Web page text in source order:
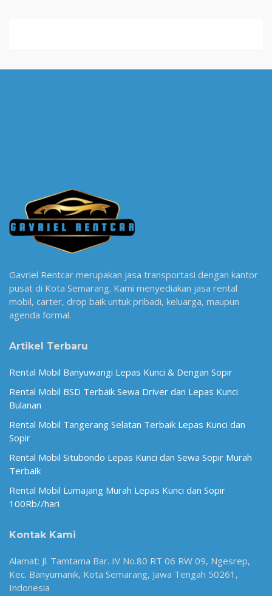
Gavriel Rentcar merupakan jasa transportasi dengan kantor
pusat di Kota Semarang. Kami menyediakan jasa rental
mobil, carter, drop baik untuk pribadi, keluarga, maupun
agenda formal.
Artikel Terbaru
Rental Mobil Banyuwangi Lepas Kunci & Dengan Sopir
Rental Mobil BSD Terbaik Sewa Driver dan Lepas Kunci
Bulanan
Rental Mobil Tangerang Selatan Terbaik Lepas Kunci dan
Sopir
Rental Mobil Situbondo Lepas Kunci dan Sewa Sopir Murah
Terbaik
Rental Mobil Lumajang Murah Lepas Kunci dan Sopir
100Rb//hari
Kontak Kami
Alamat: Jl. Tamtama Bar. IV No.80 RT 06 RW 09, Ngesrep,
Kec. Banyumanik, Kota Semarang, Jawa Tengah 50261,
Indonesia